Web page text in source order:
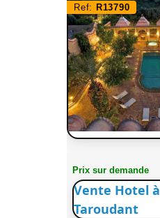
Ref: R13790
Prix sur demande
Vente Hotel à
Taroudant